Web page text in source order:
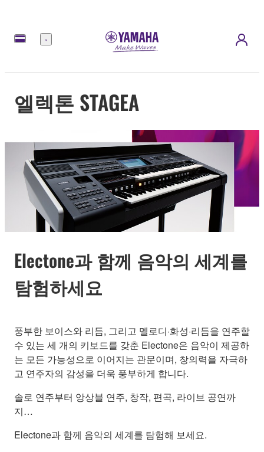
메
엘렉톤 STAGEA
Electone과 함께 음악의 세계를
탐험하세요
풍부한 보이스와 리듬, 그리고 멜로디·화성·리듬을 연주할
수 있는 세 개의 키보드를 갖춘 Electone은 음악이 제공하
는 모든 가능성으로 이어지는 관문이며, 창의력을 자극하
고 연주자의 감성을 더욱 풍부하게 합니다.
솔로 연주부터 앙상블 연주, 창작, 편곡, 라이브 공연까
지…
Electone과 함께 음악의 세계를 탐험해 보세요.